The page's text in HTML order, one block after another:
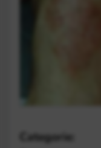
Categorie: